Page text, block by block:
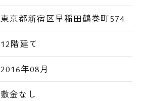
東京都新宿区早稲田鶴巻町574
12階建て
2016年08月
敷金なし